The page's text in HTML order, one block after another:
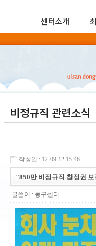
센터소개
비정규직 관련소식
작성일 : 12-09-12 15:46
"850만 비정규직 참정권
글쓴이 : 동구센터